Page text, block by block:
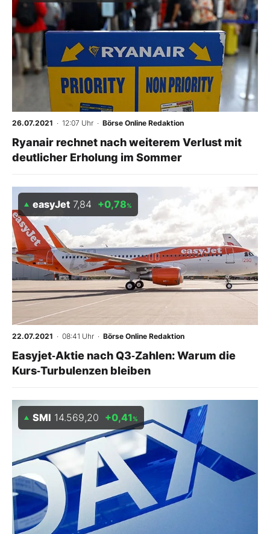
26.07.2021 · 12:07 Uhr · Börse Online Redaktion
Ryanair rechnet nach weiterem Verlust mit
deutlicher Erholung im Sommer
easyJet 7,84 +0,78%
22.07.2021 · 08:41 Uhr · Börse Online Redaktion
Easyjet‑Aktie nach Q3‑Zahlen: Warum die
Kurs‑Turbulenzen bleiben
SMI 14.569,20 +0,41%